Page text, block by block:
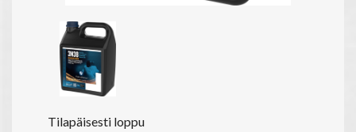
Tilapäisesti loppu